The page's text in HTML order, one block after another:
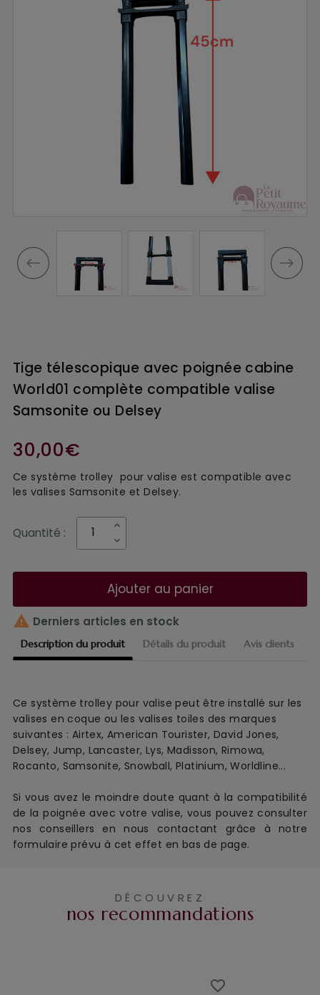
Description du produit Détails du produit Avis clients
Ce système trolley pour valise peut être installé sur les
valises en coque ou les valises toiles des marques
suivantes : Airtex, American Tourister, David Jones,
Delsey, Jump, Lancaster, Lys, Madisson, Rimowa,
Rocanto, Samsonite, Snowball, Platinium, Worldline...
Si vous avez le moindre doute quant à la compatibilité
de la poignée avec votre valise, vous pouvez consulter
nos conseillers en nous contactant grâce à notre
formulaire prévu à cet effet en bas de page.
Tige télescopique avec poignée cabine
World01 complète compatible valise
Samsonite ou Delsey
30,00€
Ce système trolley pour valise est compatible avec
les valises Samsonite et Delsey.
Quantité :
Ajouter au panier
 Derniers articles en stock
DÉCOUVREZ
nos recommandations
favorite_border